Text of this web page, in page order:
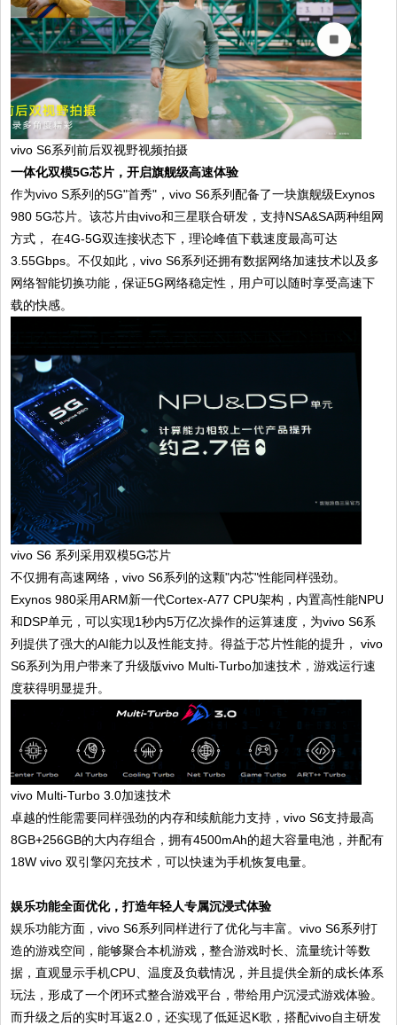
vivo S6系列前后双视野视频拍摄
一体化双模5G芯片，开启旗舰级高速体验
作为vivo S系列的5G"首秀"，vivo S6系列配备了一块旗舰级Exynos
980 5G芯片。该芯片由vivo和三星联合研发，支持NSA&SA两种组网
方式， 在4G-5G双连接状态下，理论峰值下载速度最高可达
3.55Gbps。不仅如此，vivo S6系列还拥有数据网络加速技术以及多
网络智能切换功能，保证5G网络稳定性，用户可以随时享受高速下
载的快感。
vivo S6 系列采用双模5G芯片
不仅拥有高速网络，vivo S6系列的这颗"内芯"性能同样强劲。
Exynos 980采用ARM新一代Cortex-A77 CPU架构，内置高性能NPU
和DSP单元，可以实现1秒内5万亿次操作的运算速度，为vivo S6系
列提供了强大的AI能力以及性能支持。得益于芯片性能的提升， vivo
S6系列为用户带来了升级版vivo Multi-Turbo加速技术，游戏运行速
度获得明显提升。
vivo Multi-Turbo 3.0加速技术
卓越的性能需要同样强劲的内存和续航能力支持，vivo S6支持最高
8GB+256GB的大内存组合，拥有4500mAh的超大容量电池，并配有
18W vivo 双引擎闪充技术，可以快速为手机恢复电量。
娱乐功能全面优化，打造年轻人专属沉浸式体验
娱乐功能方面，vivo S6系列同样进行了优化与丰富。vivo S6系列打
造的游戏空间，能够聚合本机游戏，整合游戏时长、流量统计等数
据，直观显示手机CPU、温度及负载情况，并且提供全新的成长体系
玩法，形成了一个闭环式整合游戏平台，带给用户沉浸式游戏体验。
而升级之后的实时耳返2.0，还实现了低延迟K歌，搭配vivo自主研发